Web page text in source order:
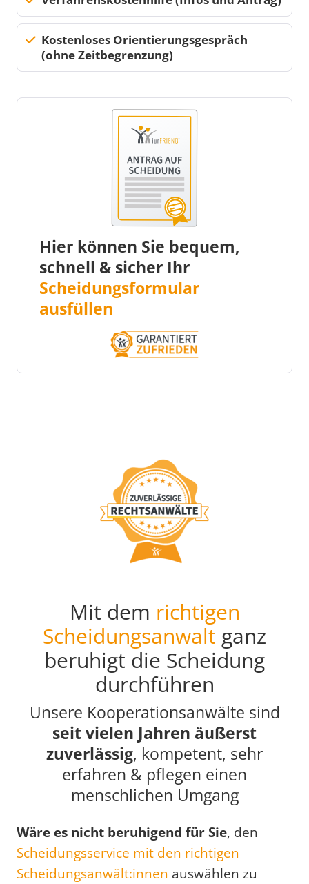
Kostenloses Orientierungsgespräch
(ohne Zeitbegrenzung)
Hier können Sie bequem,
schnell & sicher Ihr
Scheidungsformular
ausfüllen
Mit dem richtigen
Scheidungsanwalt ganz
beruhigt die Scheidung
durchführen
Unsere Kooperationsanwälte sind
seit vielen Jahren äußerst
zuverlässig, kompetent, sehr
erfahren & pflegen einen
menschlichen Umgang
Wäre es nicht beruhigend für Sie, den
Scheidungsservice mit den richtigen
Scheidungsanwält:innen auswählen zu